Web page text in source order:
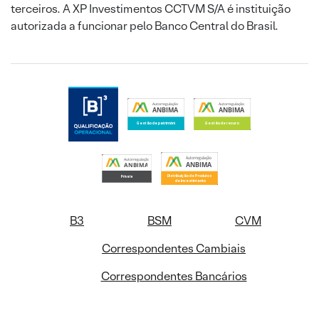
terceiros. A XP Investimentos CCTVM S/A é instituição
autorizada a funcionar pelo Banco Central do Brasil.
B3 BSM
CVM
Correspondentes Cambiais
Correspondentes Bancários